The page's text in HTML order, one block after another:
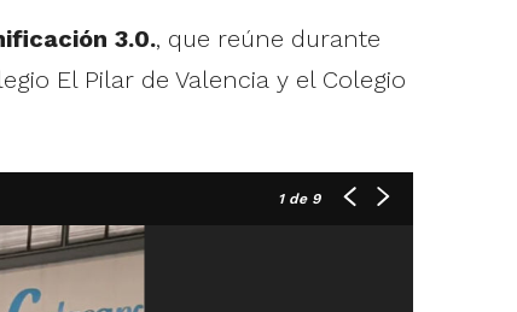
3.0., que reúne durante
El Pilar de Valencia y el Colegio
1de 9